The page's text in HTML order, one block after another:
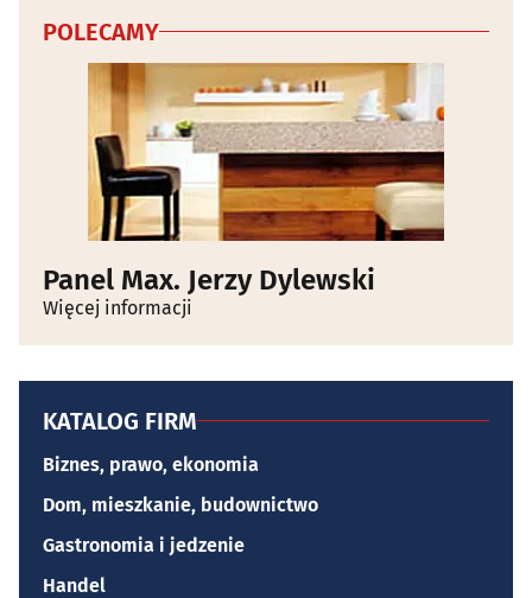
POLECAMY
Panel Max. Jerzy Dylewski
Więcej informacji
KATALOG FIRM
Biznes, prawo, ekonomia
Dom, mieszkanie, budownictwo
Gastronomia i jedzenie
Handel